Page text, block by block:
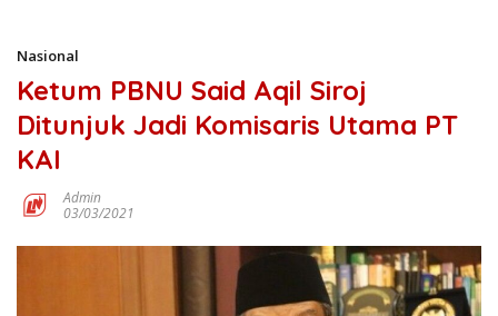
Nasional
Ketum PBNU Said Aqil Siroj
Ditunjuk Jadi Komisaris Utama PT
KAI
Admin
03/03/2021